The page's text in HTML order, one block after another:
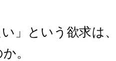
い」という欲求は
。